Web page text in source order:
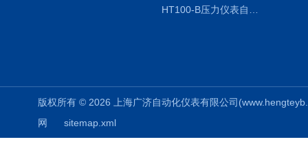
版权所有 © 2026 上海广济自动化仪表有限公司
网
sitemap.xml